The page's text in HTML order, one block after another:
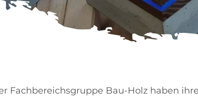
Fachbereichsgruppe Bau-Holz haben